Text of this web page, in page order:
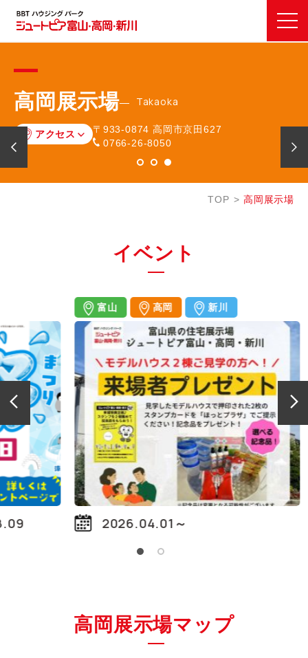
高岡展示場 Takaoka
アクセス 〒933-0874高岡市京田627
0766-26-8050
TOP 高岡展示場
イベント
富山 高岡 新川
2026.04.01～
高岡展示場マップ